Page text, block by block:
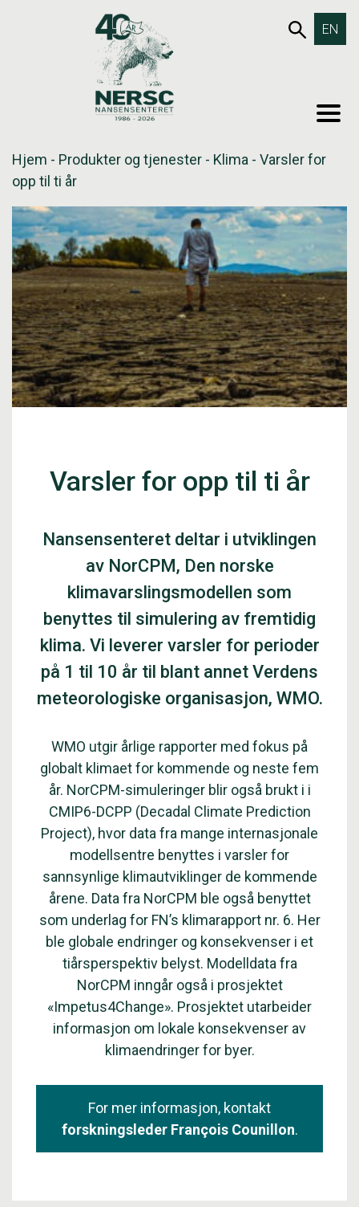
653SØK
EN
Hjem - Produkter og tjenester - Klima - Varsler for
opp til ti år
Varsler for opp til ti år
Nansensenteret deltar i utviklingen
av NorCPM, Den norske
klimavarslingsmodellen som
benyttes til simulering av fremtidig
klima. Vi leverer varsler for perioder
på 1 til 10 år til blant annet Verdens
meteorologiske organisasjon, WMO.
WMO utgir årlige rapporter med fokus på
globalt klimaet for kommende og neste fem
år. NorCPM-simuleringer blir også brukt i i
CMIP6-DCPP (Decadal Climate Prediction
Project), hvor data fra mange internasjonale
modellsentre benyttes i varsler for
sannsynlige klimautviklinger de kommende
årene. Data fra NorCPM ble også benyttet
som underlag for FN’s klimarapport nr. 6. Her
ble globale endringer og konsekvenser i et
tiårsperspektiv belyst. Modelldata fra
NorCPM inngår også i prosjektet
«Impetus4Change». Prosjektet utarbeider
informasjon om lokale konsekvenser av
klimaendringer for byer.
For mer informasjon, kontakt
forskningsleder François Counillon.